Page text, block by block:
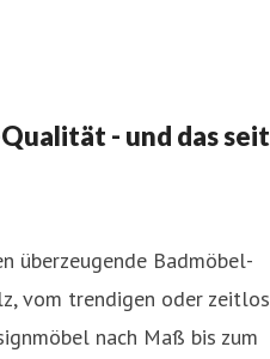
- und das seit
überzeugende Badmöbel-
vom trendigen oder zeitlos
nach Maß bis zum